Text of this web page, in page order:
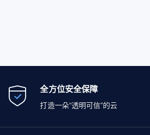
全方位安全保障
打造一朵“透明可信”的云